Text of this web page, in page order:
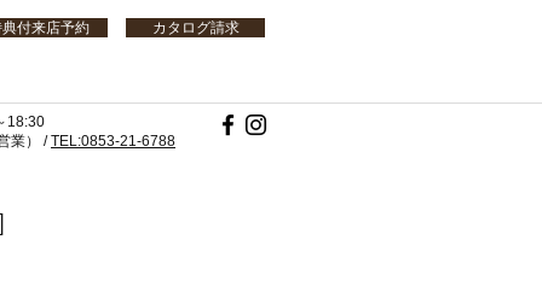
付来店予約 カタログ請求
18:30
業） /TEL:0853-21-6788